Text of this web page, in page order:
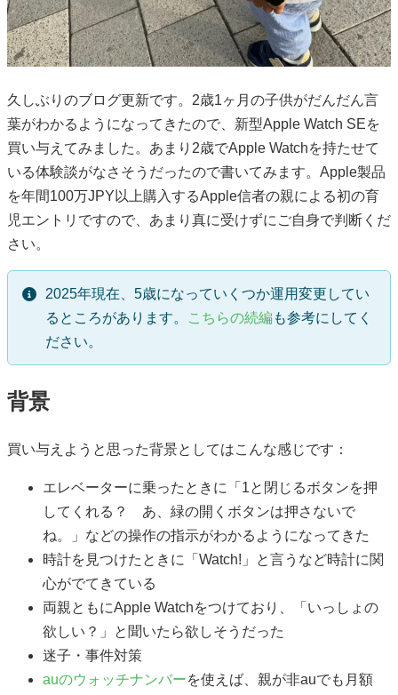
久しぶりのブログ更新です。2歳1ヶ月の子供がだんだん言
葉がわかるようになってきたので、新型Apple Watch SEを
買い与えてみました。あまり2歳でApple Watchを持たせて
いる体験談がなさそうだったので書いてみます。Apple製品
を年間100万JPY以上購入するApple信者の親による初の育
児エントリですので、あまり真に受けずにご自身で判断くだ
さい。
2025年現在、5歳になっていくつか運用変更してい
るところがあります。
こちらの続編 も参考にしてく
ださい。
背景
買い与えようと思った背景としてはこんな感じです：
エレベーターに乗ったときに「1と閉じるボタンを押
してくれる？ あ、緑の開くボタンは押さないで
ね。」などの操作の指示がわかるようになってきた
時計を見つけたときに「Watch!」と言うなど時計に関
心がでてきている
両親ともにApple Watchをつけており、「いっしょの
欲しい？」と聞いたら欲しそうだった
迷子・事件対策
auのウォッチナンバーを使えば、親が非auでも月額